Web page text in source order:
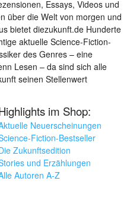
Essays, Videos und
über die Welt von morgen und
bietet diezukunft.de Hunderte
aktuelle Science-Fiction-
des Genres – eine
Lesen – da sind sich alle
seinen Stellenwert
im Shop:
Neuerscheinungen
Fiction-Bestseller
Zukunftsedition
und Erzählungen
Autoren A-Z